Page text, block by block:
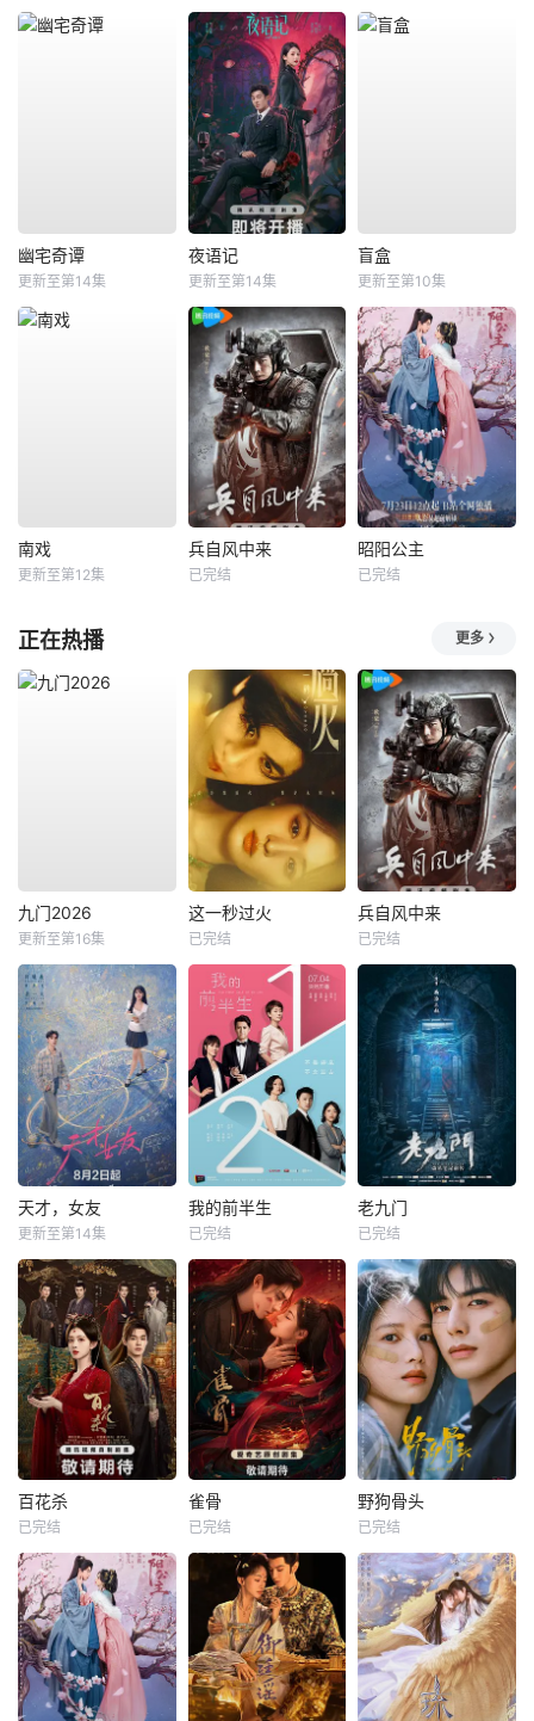
幽宅奇谭
更新至第14集
夜语记
更新至第14集
盲盒
更新至第10集
南戏
更新至第12集
兵自风中来
已完结
昭阳公主
已完结
正在热播 更多
九门2026
更新至第16集
这一秒过火
已完结
兵自风中来
已完结
天才，女友
更新至第14集
我的前半生
已完结
老九门
已完结
百花杀
已完结
雀骨
已完结
野狗骨头
已完结